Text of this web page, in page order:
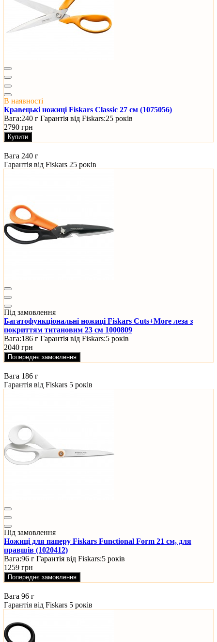
В наявності
Кравецькі ножиці Fiskars Classic 27 см (1075056)
Вага:240 г Гарантія від Fiskars:25 років
2790 грн
Купити
Вага 240 г
Гарантія від Fiskars 25 років
Під замовлення
Багатофункціональні ножиці Fiskars Cuts+More леза з
покриттям титановим 23 см 1000809
Вага:186 г Гарантія від Fiskars:5 років
2040 грн
Попереднє замовлення
Вага 186 г
Гарантія від Fiskars 5 років
Під замовлення
Ножиці для паперу Fiskars Functional Form 21 см, для
правшів (1020412)
Вага:96 г Гарантія від Fiskars:5 років
1259 грн
Попереднє замовлення
Вага 96 г
Гарантія від Fiskars 5 років